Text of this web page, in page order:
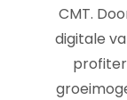
CMT.
digitale